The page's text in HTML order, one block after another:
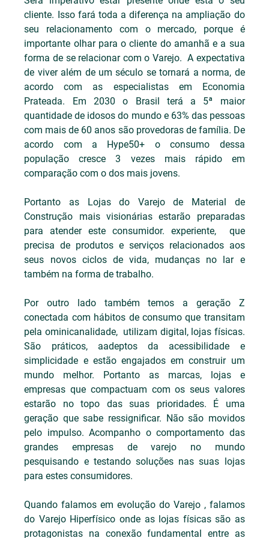
cliente. Isso fará toda a diferença na ampliação do
seu relacionamento com o mercado, porque é
importante olhar para o cliente do amanhã e a sua
forma de se relacionar com o Varejo.  A expectativa
de viver além de um século se tornará a norma, de
acordo com as especialistas em Economia
Prateada. Em 2030 o Brasil terá a 5ª maior
quantidade de idosos do mundo e 63% das pessoas
com mais de 60 anos são provedoras de família. De
acordo com a Hype50+ o consumo dessa
população cresce 3 vezes mais rápido em
comparação com o dos mais jovens.
Portanto as Lojas do Varejo de Material de
Construção mais visionárias estarão preparadas
para atender este consumidor. experiente,  que
precisa de produtos e serviços relacionados aos
seus novos ciclos de vida, mudanças no lar e
também na forma de trabalho.
Por outro lado também temos a geração Z
conectada com hábitos de consumo que transitam
pela ominicanalidade,  utilizam digital, lojas físicas.
São práticos, aadeptos da acessibilidade e
simplicidade e estão engajados em construir um
mundo melhor. Portanto as marcas, lojas e
empresas que compactuam com os seus valores
estarão no topo das suas prioridades. É uma
geração que sabe ressignificar. Não são movidos
pelo impulso. Acompanho o comportamento das
grandes empresas de varejo no mundo
pesquisando e testando soluções nas suas lojas
para estes consumidores.
Quando falamos em evolução do Varejo , falamos
do Varejo Hiperfísico onde as lojas físicas são as
protagonistas na conexão fundamental entre as